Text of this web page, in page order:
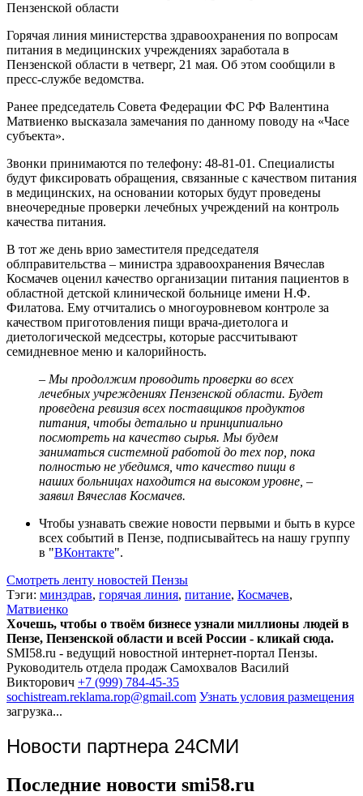
Пензенской области
Горячая линия министерства здравоохранения по вопросам
питания в медицинских учреждениях заработала в
Пензенской области в четверг, 21 мая. Об этом сообщили в
пресс-службе ведомства.
Ранее председатель Совета Федерации ФС РФ Валентина
Матвиенко высказала замечания по данному поводу на «Часе
субъекта».
Звонки принимаются по телефону: 48-81-01. Специалисты
будут фиксировать обращения, связанные с качеством питания
в медицинских, на основании которых будут проведены
внеочередные проверки лечебных учреждений на контроль
качества питания.
В тот же день врио заместителя председателя
облправительства – министра здравоохранения Вячеслав
Космачев оценил качество организации питания пациентов в
областной детской клинической больнице имени Н.Ф.
Филатова. Ему отчитались о многоуровневом контроле за
качеством приготовления пищи врача-диетолога и
диетологической медсестры, которые рассчитывают
семидневное меню и калорийность.
– Мы продолжим проводить проверки во всех
лечебных учреждениях Пензенской области. Будет
проведена ревизия всех поставщиков продуктов
питания, чтобы детально и принципиально
посмотреть на качество сырья. Мы будем
заниматься системной работой до тех пор, пока
полностью не убедимся, что качество пищи в
наших больницах находится на высоком уровне, –
заявил Вячеслав Космачев.
Чтобы узнавать свежие новости первыми и быть в курсе
всех событий в Пензе, подписывайтесь на нашу группу
в "ВКонтакте".
Смотреть ленту новостей Пензы
Тэги: минздрав, горячая линия, питание, Космачев,
Матвиенко
Хочешь, чтобы о твоём бизнесе узнали миллионы людей в
Пензе, Пензенской области и всей России - кликай сюда.
SMI58.ru - ведущий новостной интернет-портал Пензы.
Руководитель отдела продаж Самохвалов Василий
Викторович +7 (999) 784-45-35
sochistream.reklama.rop@gmail.com Узнать условия размещения
загрузка...
Новости партнера 24СМИ
Последние новости smi58.ru